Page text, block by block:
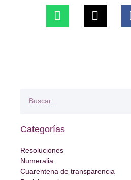
Categorías
Resoluciones
Numeralia
Cuarentena de transparencia